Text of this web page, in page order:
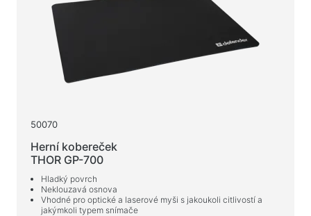
50070
Herní kobereček
THOR GP-700
Hladký povrch
Neklouzavá osnova
Vhodné pro optické a laserové myši s jakoukoli citlivostí a
jakýmkoli typem snímače